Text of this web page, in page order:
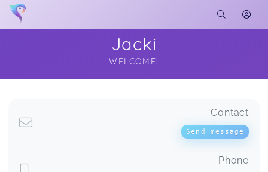
Jacki
WELCOME!
Contact
Send message
Phone